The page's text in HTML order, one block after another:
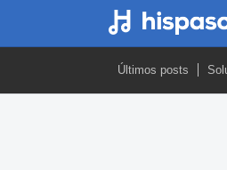
Últimos posts